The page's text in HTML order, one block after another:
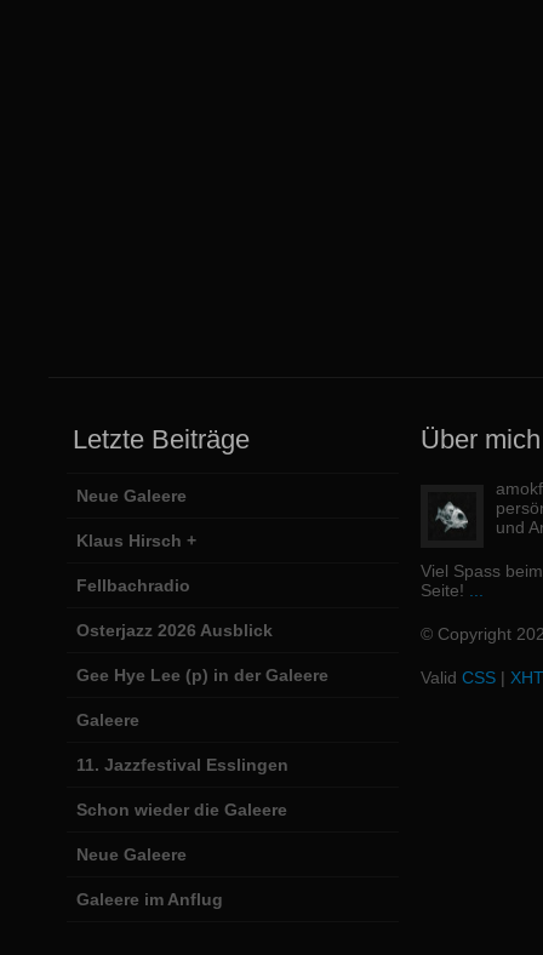
Letzte Beiträge
Neue Galeere
Klaus Hirsch +
Fellbachradio
Osterjazz 2026 Ausblick
Gee Hye Lee (p) in der Galeere
Galeere
11. Jazzfestival Esslingen
Schon wieder die Galeere
Neue Galeere
Galeere im Anflug
Über mich
und
Viel Spass
Seite!
© Copyright
Valid CSS |